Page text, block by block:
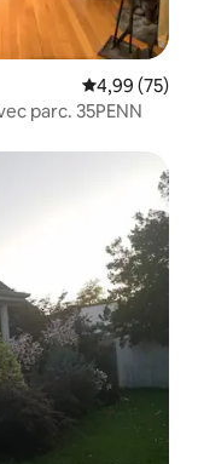
Évaluation
4,99 (75)
parc. 35PENN